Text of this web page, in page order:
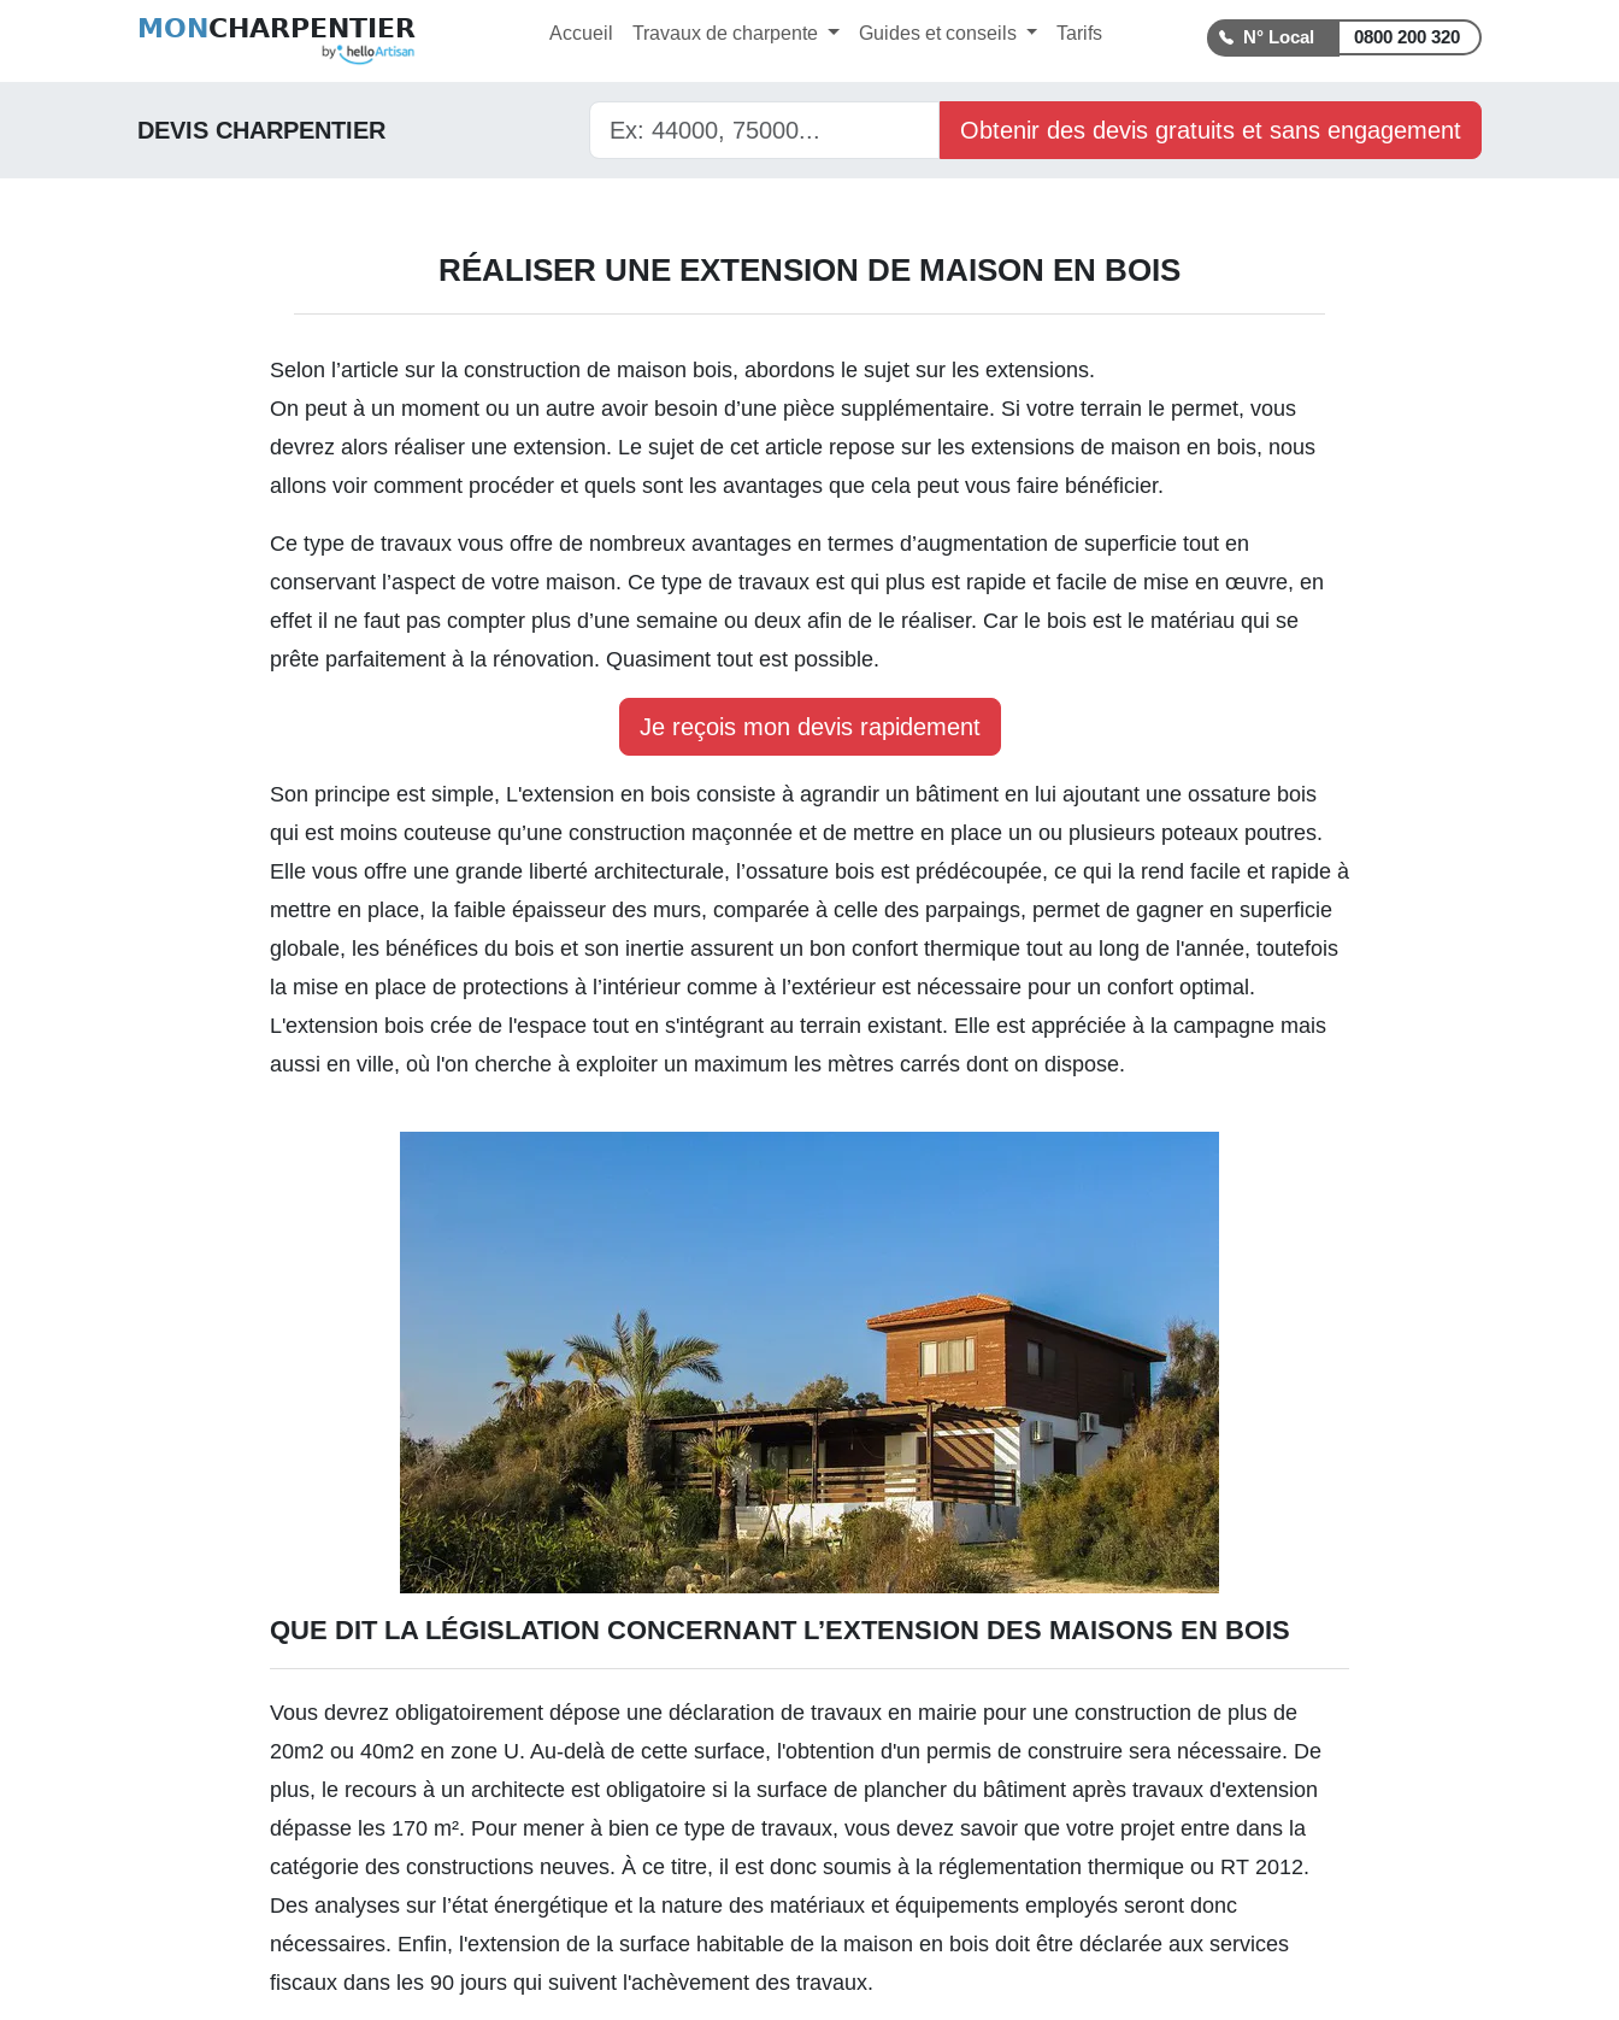
MONCHARPENTIER Accueil Travaux de charpente Guides et conseils Tarifs 0800 200 320
DEVIS CHARPENTIER Obtenir des devis gratuits et sans engagement
RÉALISER UNE EXTENSION DE MAISON EN BOIS
Selon l’article sur la construction de maison bois, abordons le sujet sur les extensions.
On peut à un moment ou un autre avoir besoin d’une pièce supplémentaire. Si votre terrain le permet, vous
devrez alors réaliser une extension. Le sujet de cet article repose sur les extensions de maison en bois, nous
allons voir comment procéder et quels sont les avantages que cela peut vous faire bénéficier.
Ce type de travaux vous offre de nombreux avantages en termes d’augmentation de superficie tout en
conservant l’aspect de votre maison. Ce type de travaux est qui plus est rapide et facile de mise en œuvre, en
effet il ne faut pas compter plus d’une semaine ou deux afin de le réaliser. Car le bois est le matériau qui se
prête parfaitement à la rénovation. Quasiment tout est possible.
Je reçois mon devis rapidement
Son principe est simple, L'extension en bois consiste à agrandir un bâtiment en lui ajoutant une ossature bois
qui est moins couteuse qu’une construction maçonnée et de mettre en place un ou plusieurs poteaux poutres.
Elle vous offre une grande liberté architecturale, l’ossature bois est prédécoupée, ce qui la rend facile et rapide à
mettre en place, la faible épaisseur des murs, comparée à celle des parpaings, permet de gagner en superficie
globale, les bénéfices du bois et son inertie assurent un bon confort thermique tout au long de l'année, toutefois
la mise en place de protections à l’intérieur comme à l’extérieur est nécessaire pour un confort optimal.
L'extension bois crée de l'espace tout en s'intégrant au terrain existant. Elle est appréciée à la campagne mais
aussi en ville, où l'on cherche à exploiter un maximum les mètres carrés dont on dispose.
QUE DIT LA LÉGISLATION CONCERNANT L’EXTENSION DES MAISONS EN BOIS
Vous devrez obligatoirement dépose une déclaration de travaux en mairie pour une construction de plus de
20m2 ou 40m2 en zone U. Au-delà de cette surface, l'obtention d'un permis de construire sera nécessaire. De
plus, le recours à un architecte est obligatoire si la surface de plancher du bâtiment après travaux d'extension
dépasse les 170 m². Pour mener à bien ce type de travaux, vous devez savoir que votre projet entre dans la
catégorie des constructions neuves. À ce titre, il est donc soumis à la réglementation thermique ou RT 2012.
Des analyses sur l’état énergétique et la nature des matériaux et équipements employés seront donc
nécessaires. Enfin, l'extension de la surface habitable de la maison en bois doit être déclarée aux services
fiscaux dans les 90 jours qui suivent l'achèvement des travaux.